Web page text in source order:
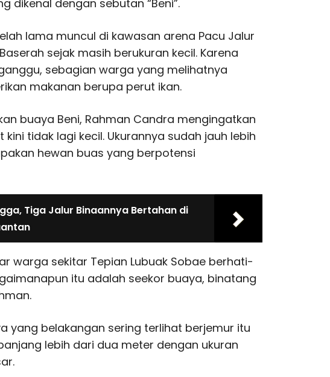
dikenal dengan sebutan “Beni”.
lama muncul di kawasan arena Pacu Jalur
sejak masih berukuran kecil. Karena
sebagian warga yang melihatnya
makanan berupa perut ikan.
buaya Beni, Rahman Candra mengingatkan
tidak lagi kecil. Ukurannya sudah jauh lebih
hewan buas yang berpotensi
Tiga Jalur Binaannya Bertahan di
warga sekitar Tepian Lubuak Sobae berhati-
itu adalah seekor buaya, binatang
yang belakangan sering terlihat berjemur itu
lebih dari dua meter dengan ukuran